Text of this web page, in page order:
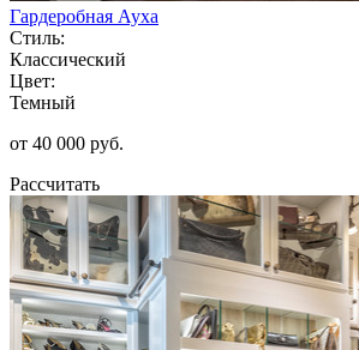
Гардеробная Ауха
Стиль:
Классический
Цвет:
Темный
от 40 000 руб.
Рассчитать